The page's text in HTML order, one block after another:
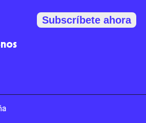
Subscríbete ahora